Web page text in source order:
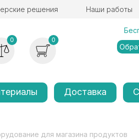
решения Наши работы
0 0
Доставка
для магазина продуктов